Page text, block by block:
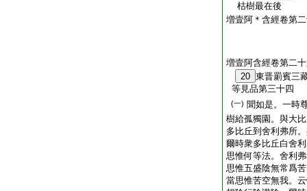
枯樹最在後
増壹阿＊含經卷第
増壹阿含經卷第二
20 東晋罽賓三
等見品第三十四
(一) 聞如是。一時
樹給孤獨園。與大
多比丘到舍利弗所
爾時衆多比丘白舍
思惟何等法。舍利
思惟五盛陰無常爲
當思惟苦空無我。